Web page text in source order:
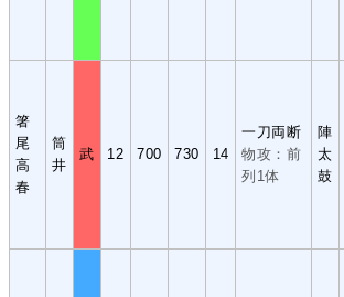
箸
尾
高
春
筒
井
武 12 700 730 14
一刀両断
物攻：前
列1体
陣
太
鼓